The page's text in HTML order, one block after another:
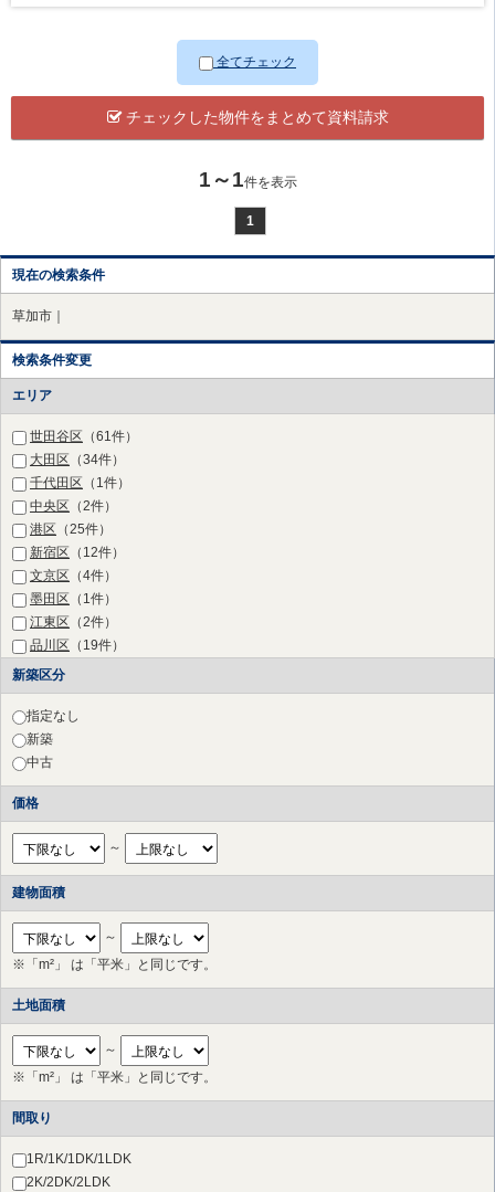
全てチェック
チェックした物件をまとめて資料請求
1～1件を表示
1
現在の検索条件
草加市｜
検索条件変更
エリア
世田谷区 （61件）
大田区 （34件）
千代田区 （1件）
中央区 （2件）
港区 （25件）
新宿区 （12件）
文京区 （4件）
墨田区 （1件）
江東区 （2件）
品川区 （19件）
目黒区
渋谷区（27件）
中野区（2件）
杉並区
豊島区
練馬区（1件）
三鷹市
府中市（11件）
調布市（17件）
町田市（10件）
小金井市
国立市（2件）
狛江市（3件）
多摩市 （17件）
川崎市 高津区
川崎市 中原区
（20件）
川崎市 多摩区
（23件）
川崎市 宮前区（65件）
川崎市 幸区
横浜市 都筑区 （13件）
横浜市 青葉区
新築区分
指定なし
新築
中古
価格
～
建物面積
～
※「m²」 は「平米」と同じです。
土地面積
～
※「m²」 は「平米」と同じです。
間取り
1R/1K/1DK/1LDK
2K/2DK/2LDK